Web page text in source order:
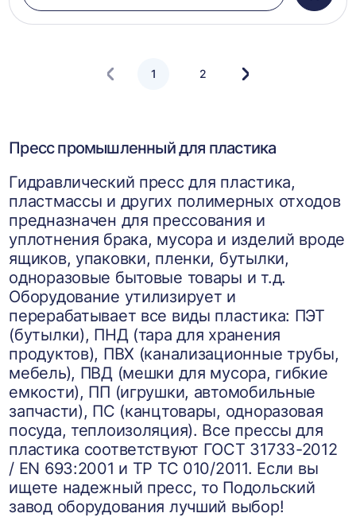
в
1 2
Следующая
Пресс промышленный для пластика
Гидравлический пресс для пластика,
пластмассы и других полимерных отходов
предназначен для прессования и
уплотнения брака, мусора и изделий вроде
ящиков, упаковки, пленки, бутылки,
одноразовые бытовые товары и т.д.
Оборудование утилизирует и
перерабатывает все виды пластика: ПЭТ
(бутылки), ПНД (тара для хранения
продуктов), ПВХ (канализационные трубы,
мебель), ПВД (мешки для мусора, гибкие
емкости), ПП (игрушки, автомобильные
запчасти), ПС (канцтовары, одноразовая
посуда, теплоизоляция). Все прессы для
пластика соответствуют ГОСТ 31733-2012
/ EN 693:2001 и ТР ТС 010/2011. Если вы
ищете надежный пресс, то Подольский
завод оборудования лучший выбор!